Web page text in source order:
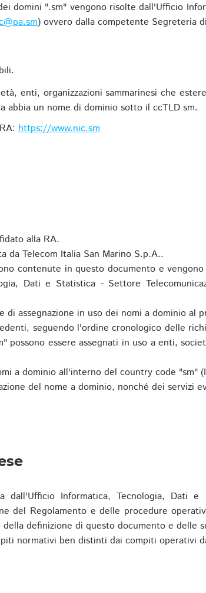
domini ".sm" vengono risolte dall'Ufficio
) ovvero dalla competente Segreteria
enti, organizzazioni sammarinesi che
abbia un nome di dominio sotto il ccTLD sm.
https://www.nic.sm
alla RA.
da Telecom Italia San Marino S.p.A..
contenute in questo documento e
Dati e Statistica - Settore
assegnazione in uso dei nomi a dominio al
seguendo l'ordine cronologico delle
essere assegnati in uso a enti,
a dominio all'interno del country code "sm"
del nome a dominio, nonché dei servizi
dall'Ufficio Informatica, Tecnologia, Dati
del Regolamento e delle procedure
definizione di questo documento e delle
normativi ben distinti dai compiti operativi